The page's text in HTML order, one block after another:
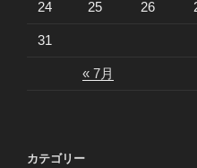
« 7月
24 25 26
31
カテゴリー